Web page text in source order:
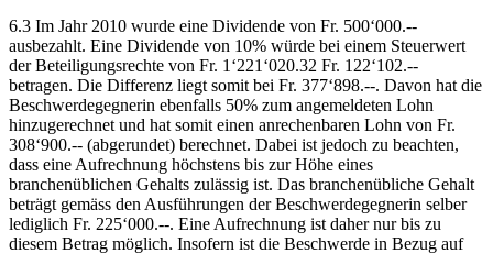
6.3 Im Jahr 2010 wurde eine Dividende von Fr. 500‘000.--
ausbezahlt. Eine Dividende von 10% würde bei einem Steuerwert
der Beteiligungsrechte von Fr. 1‘221‘020.32 Fr. 122‘102.--
betragen. Die Differenz liegt somit bei Fr. 377‘898.--. Davon hat die
Beschwerdegegnerin ebenfalls 50% zum angemeldeten Lohn
hinzugerechnet und hat somit einen anrechenbaren Lohn von Fr.
308‘900.-- (abgerundet) berechnet. Dabei ist jedoch zu beachten,
dass eine Aufrechnung höchstens bis zur Höhe eines
branchenüblichen Gehalts zulässig ist. Das branchenübliche Gehalt
beträgt gemäss den Ausführungen der Beschwerdegegnerin selber
lediglich Fr. 225‘000.--. Eine Aufrechnung ist daher nur bis zu
diesem Betrag möglich. Insofern ist die Beschwerde in Bezug auf